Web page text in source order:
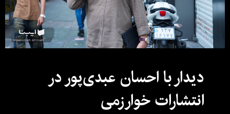
دیدار با احسان عبدی‌پور در
انتشارات خوارزمی